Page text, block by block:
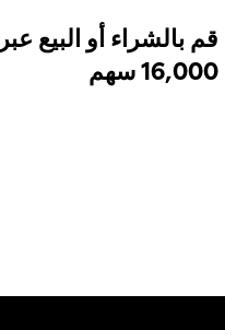
قم بالشراء أو البيع
16,000 سهم